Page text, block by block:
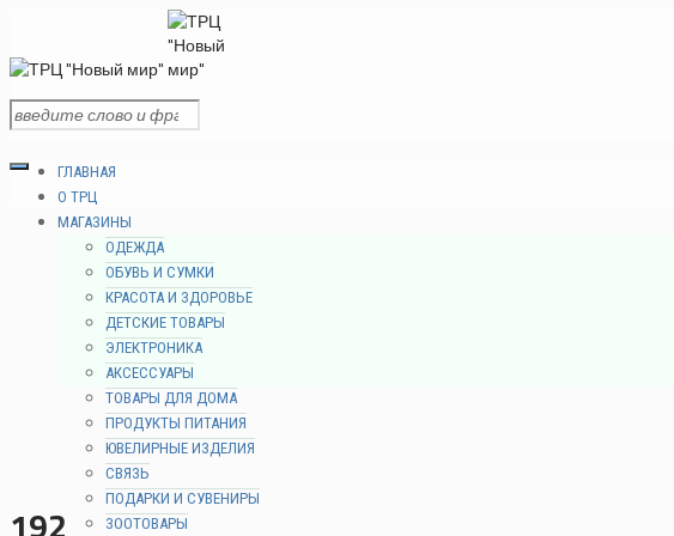
ГЛАВНАЯ
О ТРЦ
МАГАЗИНЫ
ОДЕЖДА
ОБУВЬ И СУМКИ
КРАСОТА И ЗДОРОВЬЕ
ДЕТСКИЕ ТОВАРЫ
ЭЛЕКТРОНИКА
АКСЕССУАРЫ
ТОВАРЫ ДЛЯ ДОМА
ПРОДУКТЫ ПИТАНИЯ
ЮВЕЛИРНЫЕ ИЗДЕЛИЯ
СВЯЗЬ
ПОДАРКИ И СУВЕНИРЫ
ЗООТОВАРЫ
192